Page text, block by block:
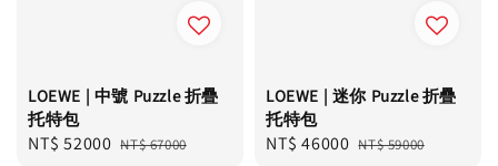
LOEWE | 中號 Puzzle 折疊
托特包
Sale
NT$ 52000 Regular
NT$ 67000
LOEWE | 迷你 Puzzle 折疊
托特包
Sale
NT$ 46000 Regular
NT$ 59000